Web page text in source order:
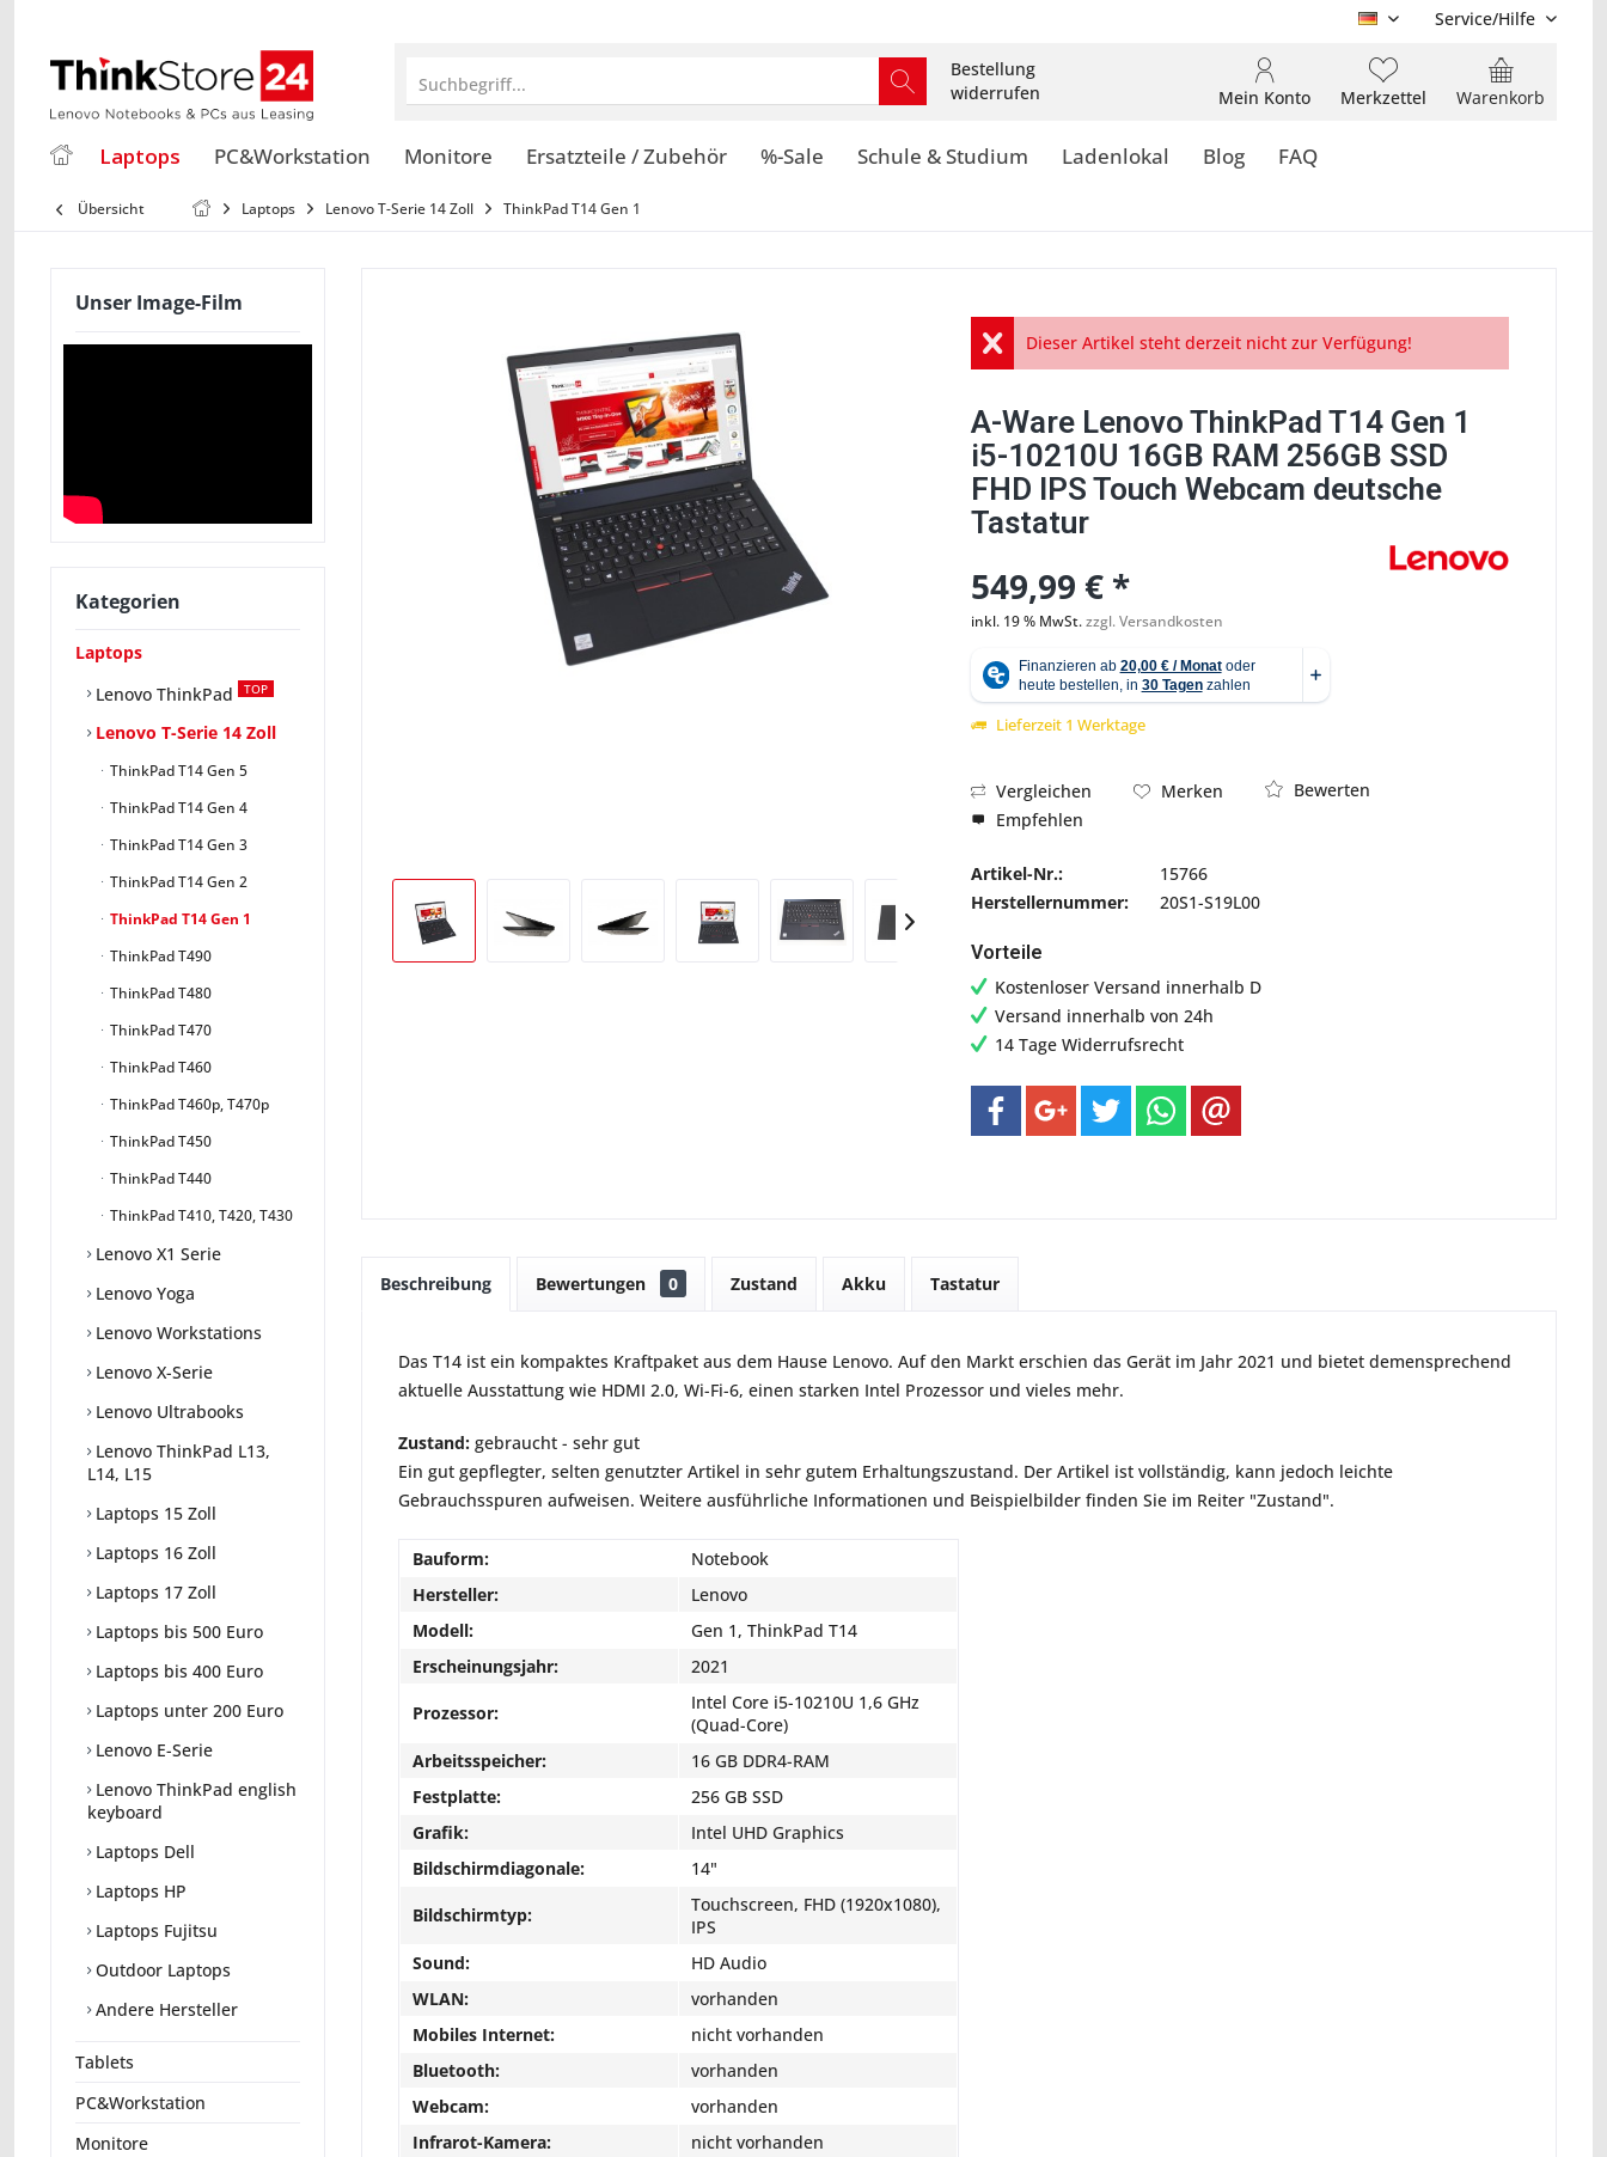
DE Service/Hilfe
Suchbegriff...
Bestellung
widerrufen
Warenkorb
Merkzettel
Mein Konto
Laptops PC&Workstation Monitore Ersatzteile / Zubehör %-Sale Schule & Studium Ladenlokal Blog FAQ
Übersicht Laptops Lenovo T-Serie 14 Zoll ThinkPad T14 Gen 1
Unser Image-Film
Kategorien
Laptops
Lenovo ThinkPad
TOP
Lenovo T-Serie 14 Zoll
ThinkPad T14 Gen 5
ThinkPad T14 Gen 4
ThinkPad T14 Gen 3
ThinkPad T14 Gen 2
ThinkPad T14 Gen 1
ThinkPad T490
ThinkPad T480
ThinkPad T470
ThinkPad T460
ThinkPad T460p, T470p
ThinkPad T450
ThinkPad T440
ThinkPad T410, T420, T430
Lenovo X1 Serie
Lenovo Yoga
Lenovo Workstations
Lenovo X-Serie
Lenovo Ultrabooks
Lenovo ThinkPad L13,
L14, L15
Laptops 15 Zoll
Laptops 16 Zoll
Laptops 17 Zoll
Laptops bis 500 Euro
Laptops bis 400 Euro
Laptops unter 200 Euro
Lenovo E-Serie
Lenovo ThinkPad english
keyboard
Laptops Dell
Laptops HP
Laptops Fujitsu
Outdoor Laptops
Andere Hersteller
Tablets
PC&Workstation
Monitore
Abbildung ähnlich
Dieser Artikel steht derzeit nicht zur Verfügung!
A-Ware Lenovo ThinkPad T14 Gen 1
i5-10210U 16GB RAM 256GB SSD
FHD IPS Touch Webcam deutsche
Tastatur
549,99 € *
inkl. 19 % MwSt.zzgl. Versandkosten
Lieferzeit 1 Werktage
Vergleichen Merken
Bewerten
Empfehlen
Artikel-Nr.:
15766
Herstellernummer:
20S1-S19L00
Vorteile
Kostenloser Versand innerhalb D
Versand innerhalb von 24h
14 Tage Widerrufsrecht
Beschreibung Bewertungen 0 Zustand Akku Tastatur
Das T14 ist ein kompaktes Kraftpaket aus dem Hause Lenovo. Auf den Markt erschien das Gerät im Jahr 2021 und bietet demensprechend
aktuelle Ausstattung wie HDMI 2.0, Wi-Fi-6, einen starken Intel Prozessor und vieles mehr.
Zustand: gebraucht - sehr gut
Ein gut gepflegter, selten genutzter Artikel in sehr gutem Erhaltungszustand. Der Artikel ist vollständig, kann jedoch leichte
Gebrauchsspuren aufweisen. Weitere ausführliche Informationen und Beispielbilder finden Sie im Reiter "Zustand".
Bauform:
Notebook
Hersteller:
Lenovo
Modell:
Gen 1, ThinkPad T14
Erscheinungsjahr:
2021
Prozessor:
Intel Core i5-10210U 1,6 GHz
(Quad-Core)
Arbeitsspeicher:
16 GB DDR4-RAM
Festplatte:
256 GB SSD
Grafik:
Intel UHD Graphics
Bildschirmdiagonale:
14"
Bildschirmtyp:
Touchscreen, FHD (1920x1080),
IPS
Sound:
HD Audio
WLAN:
vorhanden
Mobiles Internet:
nicht vorhanden
Bluetooth:
vorhanden
Webcam:
vorhanden
Infrarot-Kamera:
nicht vorhanden